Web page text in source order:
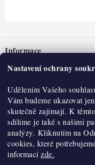
Nastavení ochrany
Udělením Vašeho
Vám budeme ukazovat
skutečně zajímají. K
sdílíme je také s našimi
analýzy. Kliknutím na
cookies, které
informacízde.
pInformace
Nepřevzetí zásilky na dobírku
Obchodní podmínky
Hodnocení obchodu
Blog
Moje objednávka
O nás
Historie
Kontakty
O nákupu
Reklamace a vratky
Výdejní místa